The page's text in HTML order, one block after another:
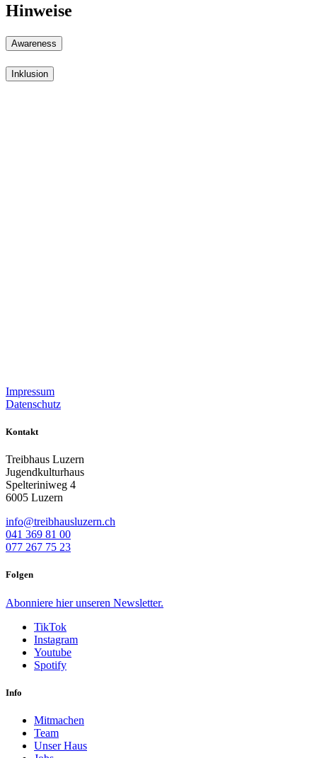
Hinweise
Awareness
Inklusion
Impressum
Datenschutz
Kontakt
Treibhaus Luzern
Jugendkulturhaus
Spelteriniweg 4
6005 Luzern
info@treibhausluzern.ch
041 369 81 00
077 267 75 23
Folgen
Abonniere hierunseren Newsletter.
TikTok
Instagram
Youtube
Spotify
Info
Mitmachen
Team
Unser Haus